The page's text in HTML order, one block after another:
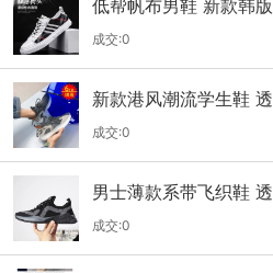
低帮帆布男鞋 新款韩
成交:0
新款港风潮流学生鞋
成交:0
男士薄款系带飞织鞋
成交:0